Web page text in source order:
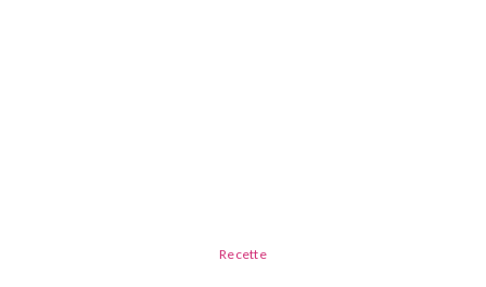
Recette